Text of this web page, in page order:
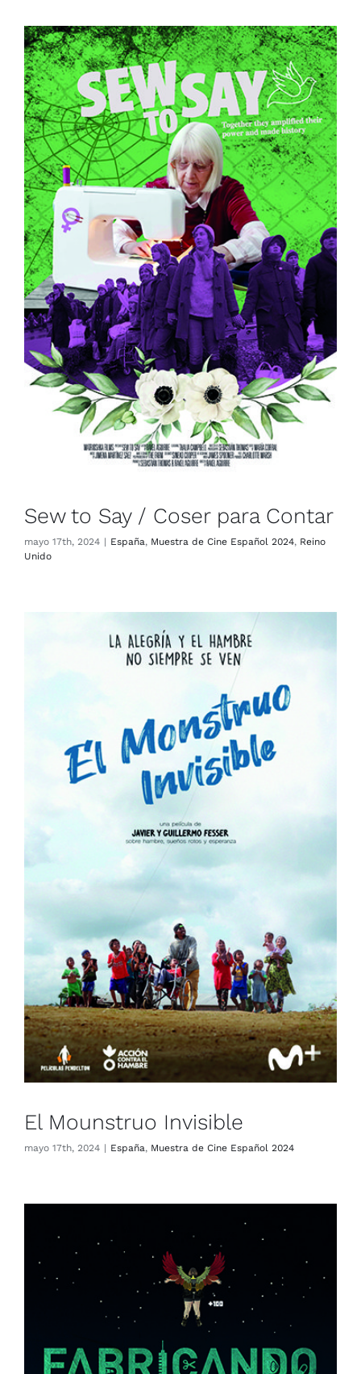
Sew to Say / Coser para Contar
Muestra de Cine Español 2024 Reino Unido
Sew to Say / Coser para Contar
mayo 17th, 2024 | España, Muestra de Cine Español 2024, Reino
Unido
El Mounstruo Invisible
Muestra de Cine Español 2024
El Mounstruo Invisible
mayo 17th, 2024 | España, Muestra de Cine Español 2024